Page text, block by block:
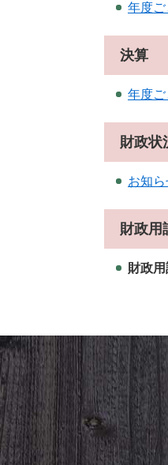
年度ご
決算
年度ご
財政状
お知
財政用
財政